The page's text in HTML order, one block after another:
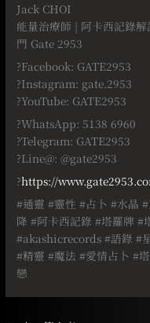
Jack CHOI
能量治療師 | 阿卡西記錄
門 Gate 2953
?Facebook: GATE2953
?Instagram: gate.2953
?YouTube: GATE2953
?WhatsApp: 5138 6960
?Telegram: GATE2953
?Line@: @gate2953
?https://
#通靈 #靈性 #占卜 #水晶 #
降 #阿卡西記錄 #塔羅牌 #
#akashicrecords #語錄 #
#精靈 #魔法 #愛情占卜 #
戀